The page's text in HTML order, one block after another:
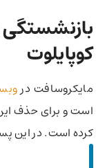
کوپایلوت
مایکروسافت در
است و برای حذف
کرده است. در این